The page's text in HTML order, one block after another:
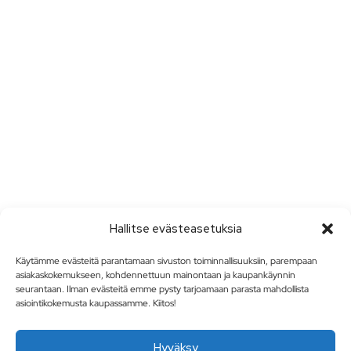
Hallitse evästeasetuksia
Käytämme evästeitä parantamaan sivuston toiminnallisuuksiin, parempaan
asiakaskokemukseen, kohdennettuun mainontaan ja kaupankäynnin
seurantaan. Ilman evästeitä emme pysty tarjoamaan parasta mahdollista
asiointikokemusta kaupassamme. Kiitos!
Hyväksy